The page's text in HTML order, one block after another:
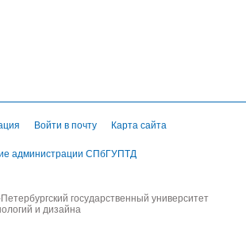
Войти в почту Карта сайта
администрации СПбГУПТД
государственный университет
и дизайна